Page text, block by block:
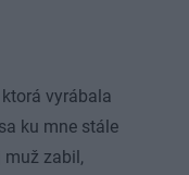
vyrábala
ku mne stále
zabil,